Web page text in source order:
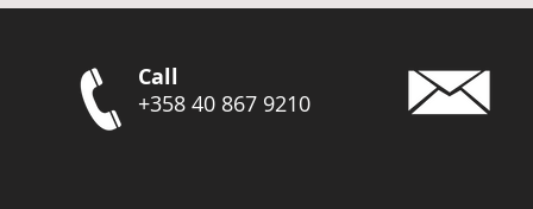
Call
+358 40 867 9210